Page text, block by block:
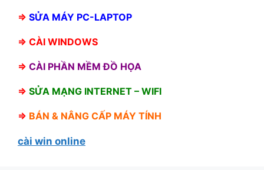
⇒ SỬA MÁY PC-LAPTOP
⇒ CÀI WINDOWS
⇒ CÀI PHẦN MỀM ĐỒ HỌA
⇒ SỬA MẠNG INTERNET – WIFI
⇒ BÁN & NÂNG CẤP MÁY TÍNH
cài win online